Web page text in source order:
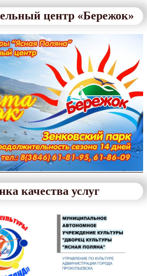
центр «Бережок»
качества услуг